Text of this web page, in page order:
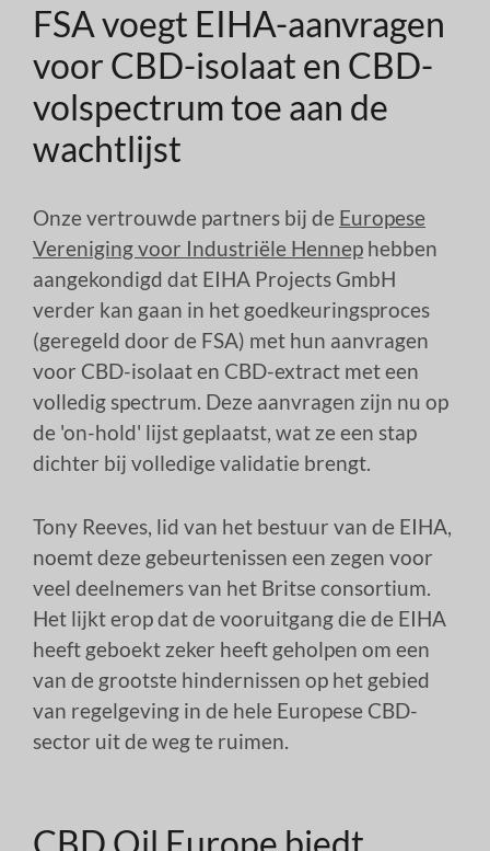
FSA voegt EIHA-aanvragen
voor CBD-isolaat en CBD-
volspectrum toe aan de
wachtlijst
Onze vertrouwde partners bij de Europese
Vereniging voor Industriële Hennep hebben
aangekondigd dat EIHA Projects GmbH
verder kan gaan in het goedkeuringsproces
(geregeld door de FSA) met hun aanvragen
voor CBD-isolaat en CBD-extract met een
volledig spectrum. Deze aanvragen zijn nu op
de 'on-hold' lijst geplaatst, wat ze een stap
dichter bij volledige validatie brengt.
Tony Reeves, lid van het bestuur van de EIHA,
noemt deze gebeurtenissen een zegen voor
veel deelnemers van het Britse consortium.
Het lijkt erop dat de vooruitgang die de EIHA
heeft geboekt zeker heeft geholpen om een
van de grootste hindernissen op het gebied
van regelgeving in de hele Europese CBD-
sector uit de weg te ruimen.